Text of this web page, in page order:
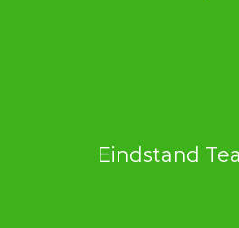
Eindstand